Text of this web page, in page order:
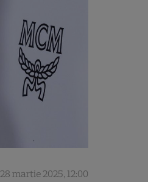
28 martie 2025, 12:00